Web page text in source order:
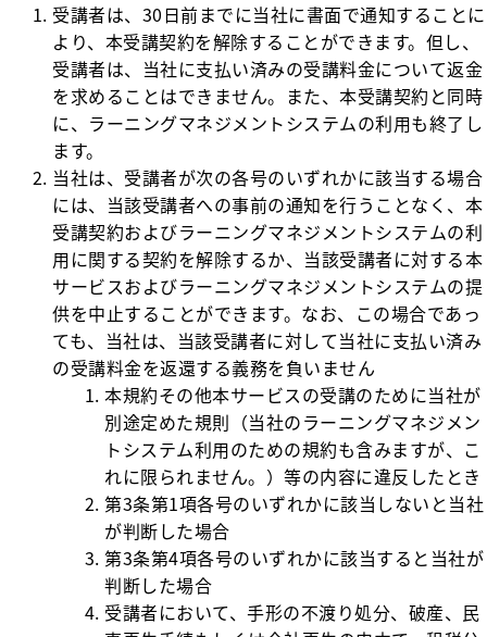
受講者は、30日前までに当社に書面で通知することに
より、本受講契約を解除することができます。但し、
受講者は、当社に支払い済みの受講料金について返金
を求めることはできません。また、本受講契約と同時
に、ラーニングマネジメントシステムの利用も終了し
ます。
当社は、受講者が次の各号のいずれかに該当する場合
には、当該受講者への事前の通知を行うことなく、本
受講契約およびラーニングマネジメントシステムの利
用に関する契約を解除するか、当該受講者に対する本
サービスおよびラーニングマネジメントシステムの提
供を中止することができます。なお、この場合であっ
ても、当社は、当該受講者に対して当社に支払い済み
の受講料金を返還する義務を負いません
本規約その他本サービスの受講のために当社が
別途定めた規則（当社のラーニングマネジメン
トシステム利用のための規約も含みますが、こ
れに限られません。）等の内容に違反したとき
第3条第1項各号のいずれかに該当しないと当社
が判断した場合
第3条第4項各号のいずれかに該当すると当社が
判断した場合
受講者において、手形の不渡り処分、破産、民